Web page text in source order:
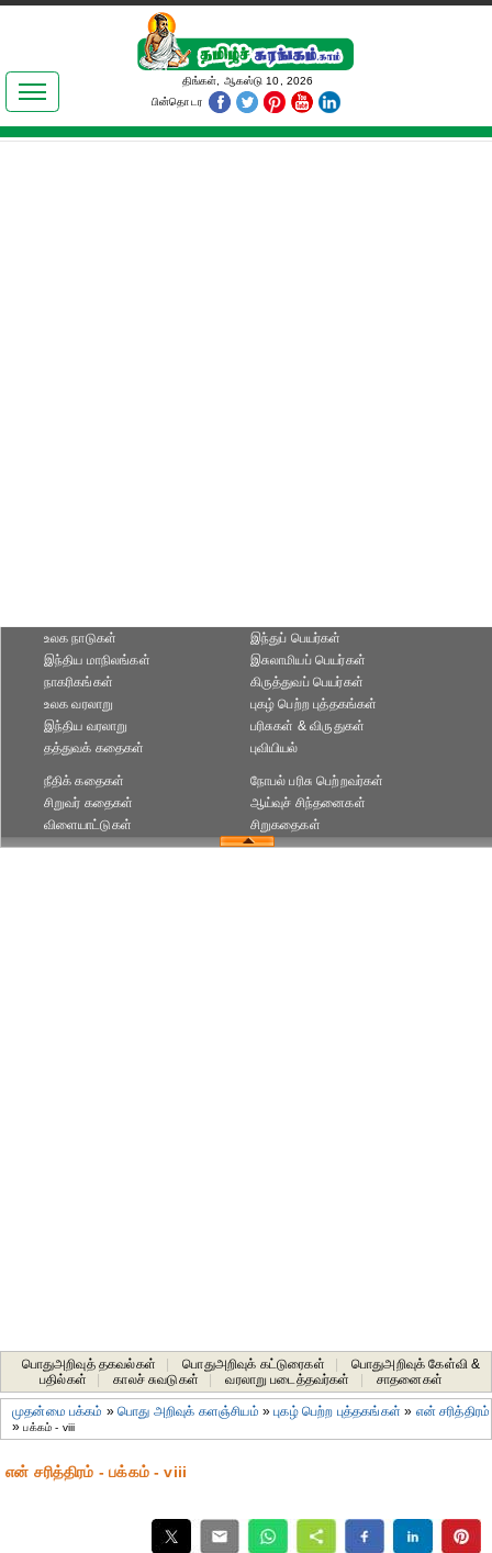
இலக்கியங்கள்
தமிழ் உலகம்
திங்கள், ஆகஸ்டு 10, 2026
பின்தொடர
உலக நாடுகள்
இந்திய மாநிலங்கள்
நாகரிகங்கள்
இந்துப் பெயர்கள்
இசுலாமியப் பெயர்கள்
கிருத்துவப் பெயர்கள்
உலக வரலாறு
இந்திய வரலாறு
தத்துவக் கதைகள்
புகழ் பெற்ற புத்தகங்கள்
பரிசுகள் & விருதுகள்
புவியியல்
நீதிக் கதைகள்
சிறுவர் கதைகள்
விளையாட்டுகள்
நோபல் பரிசு‎ பெற்றவர்‎கள்
ஆய்வுச் சிந்தனைகள்
சிறுகதைகள்
பொதுஅறிவுத் தகவல்கள் பொதுஅறிவுக் கட்டுரைகள்
பொதுஅறிவுக் கேள்வி &
பதில்கள்
காலச் சுவடுகள் வரலாறு படைத்தவர்கள் சாதனைகள்‎
முதன்மை பக்கம் »பொது அறிவுக் களஞ்சியம் »புகழ் பெற்ற புத்தகங்கள் » என் சரித்திரம்
»பக்கம் - viii
என் சரித்திரம் - பக்கம் - viii